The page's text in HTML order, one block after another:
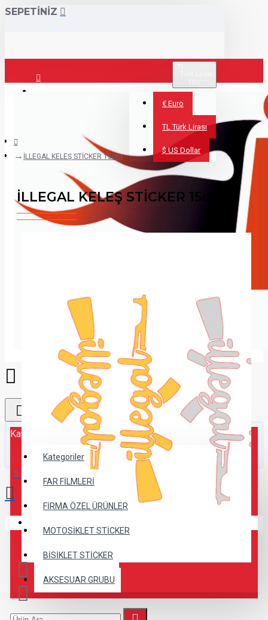
SEPETİNİZ
€ Euro
TL Türk Lirası
$ US Dollar
Kategoriler
Kategoriler
FAR FİLMLERİ
FİRMA ÖZEL ÜRÜNLER
MOTOSİKLET STİCKER
BİSİKLET STİCKER
AKSESUAR GRUBU
0 ürün - 0,00TL
İLLEGAL KELEŞ STİCKER 15cm
İLLEGAL KELEŞ STİCKER 15cm